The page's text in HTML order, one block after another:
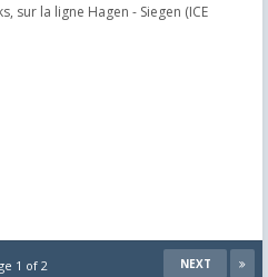
sur la ligne Hagen - Siegen (ICE
NEXT
1 of 2